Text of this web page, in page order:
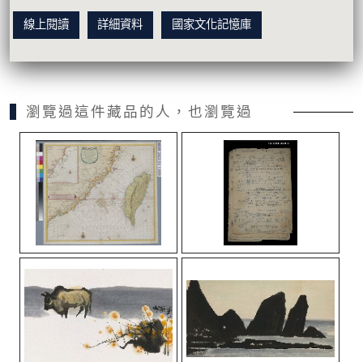
線上閱讀 詳細資料 國家文化記憶庫
瀏覽過這件藏品的人，也瀏覽過